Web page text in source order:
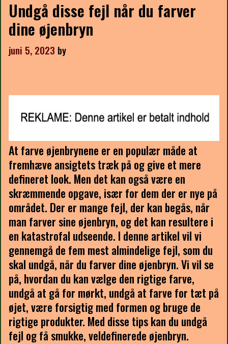
Undgå disse fejl når du farver
dine øjenbryn
juni 5, 2023 by
At farve øjenbrynene er en populær måde at
fremhæve ansigtets træk på og give et mere
defineret look. Men det kan også være en
skræmmende opgave, især for dem der er nye på
området. Der er mange fejl, der kan begås, når
man farver sine øjenbryn, og det kan resultere i
en katastrofal udseende. I denne artikel vil vi
gennemgå de fem mest almindelige fejl, som du
skal undgå, når du farver dine øjenbryn. Vi vil se
på, hvordan du kan vælge den rigtige farve,
undgå at gå for mørkt, undgå at farve for tæt på
øjet, være forsigtig med formen og bruge de
rigtige produkter. Med disse tips kan du undgå
fejl og få smukke, veldefinerede øjenbryn.